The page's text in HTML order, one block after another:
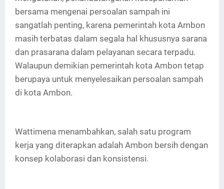
bersama mengenai persoalan sampah ini
sangatlah penting, karena pemerintah kota Ambon
masih terbatas dalam segala hal khususnya sarana
dan prasarana dalam pelayanan secara terpadu.
Walaupun demikian pemerintah kota Ambon tetap
berupaya untuk menyelesaikan persoalan sampah
di kota Ambon.
Wattimena menambahkan, salah satu program
kerja yang diterapkan adalah Ambon bersih dengan
konsep kolaborasi dan konsistensi.